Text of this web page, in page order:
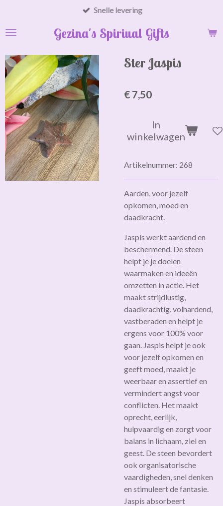
naar
hoofdinhoud
Gezina's Spiriual Gifts
Snelle levering
Ster Jaspis
€ 7,50
In
winkelwagen
Artikelnummer: 268
Aarden, voor jezelf
opkomen, moed en
daadkracht.
Jaspis werkt aardend en
beschermend. De steen
helpt je je doelen
waarmaken en ideeën
omzetten in actie. Het
maakt strijdlustig,
daadkrachtig, volhardend,
vastberaden en helpt je
ergens voor 100% voor
gaan. Jaspis helpt je ook
voor jezelf opkomen en
geeft moed, maakt je
weerbaar en assertief en
vermindert angst voor
conflicten. Het maakt
oprecht, eerlijk,
hulpvaardig en zorgt voor
balans in lichaam, ziel en
geest. De steen bevordert
ook organisatorische
vaardigheden, snel denken
en stimuleert de fantasie.
Jaspis absorbeert